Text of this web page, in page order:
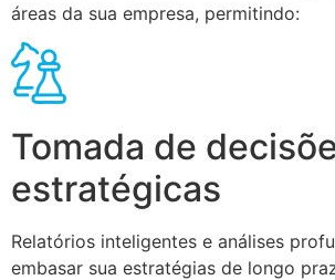
áreas da sua empresa, permitindo:
Tomada de
estratégicas
Relatórios inteligentes e análises
embasar sua estratégias de longo